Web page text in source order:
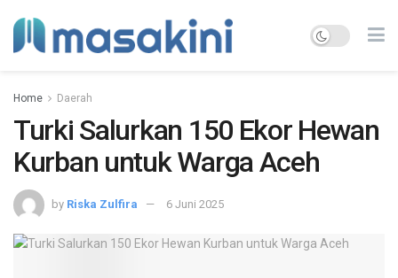
Home Daerah
Turki Salurkan 150 Ekor Hewan
Kurban untuk Warga Aceh
by Riska Zulfira 6 Juni 2025